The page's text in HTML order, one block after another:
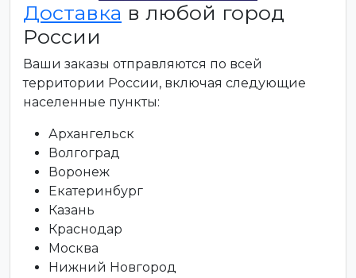
Доставка в любой город
России
Ваши заказы отправляются по всей
территории России, включая следующие
населенные пункты:
Архангельск
Волгоград
Воронеж
Екатеринбург
Казань
Краснодар
Москва
Нижний Новгород